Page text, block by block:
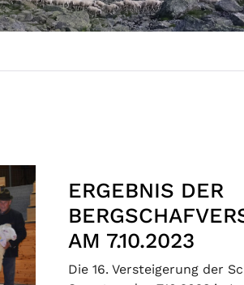
ERGEBNIS DER
AM 7.10.2023
Die 16. Versteigerung der